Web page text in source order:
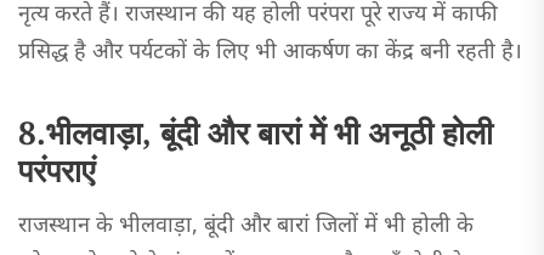
नृत्य करते हैं। राजस्थान की यह होली परंपरा पूरे राज्य में काफी
प्रसिद्ध है और पर्यटकों के लिए भी आकर्षण का केंद्र बनी रहती है।
8.भीलवाड़ा, बूंदी और बारां में भी अनूठी होली
परंपराएं
राजस्थान के भीलवाड़ा, बूंदी और बारां जिलों में भी होली के